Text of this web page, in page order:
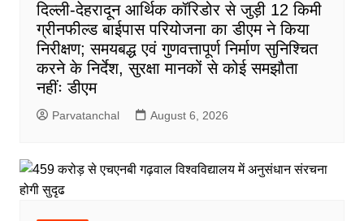
दिल्ली-देहरादून आर्थिक कॉरिडोर से जुड़ी 12 किमी
ग्रीनफील्ड बाईपास परियोजना का डीएम ने किया
निरीक्षण; समयबद्ध एवं गुणवत्तापूर्ण निर्माण सुनिश्चित
करने के निर्देश, सुरक्षा मानकों से कोई समझौता
नहींः डीएम
Parvatanchal August 6, 2026